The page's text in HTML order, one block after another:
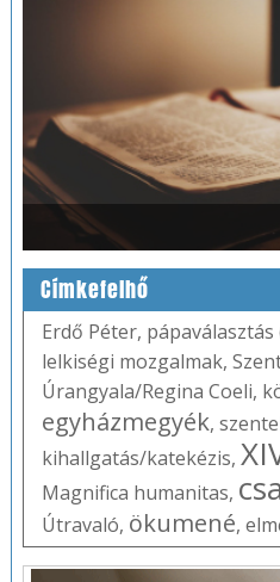
Címkefelhő
Erdő Péter,
lelkiségi mozgalmak,
Úrangyala/Regina Coeli,
egyházmegyék,
kihallgatás/katekézis,
Magnifica humanitas,
Útravaló, ökumené,